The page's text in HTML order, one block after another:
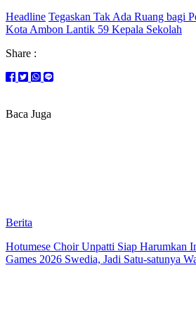
Headline Tegaskan Tak Ada Ruang bagi
Kota Ambon Lantik 59 Kepala Sekolah
Share :
Baca Juga
Berita
Hotumese Choir Unpatti Siap Harumkan
Games 2026 Swedia, Jadi Satu-satunya